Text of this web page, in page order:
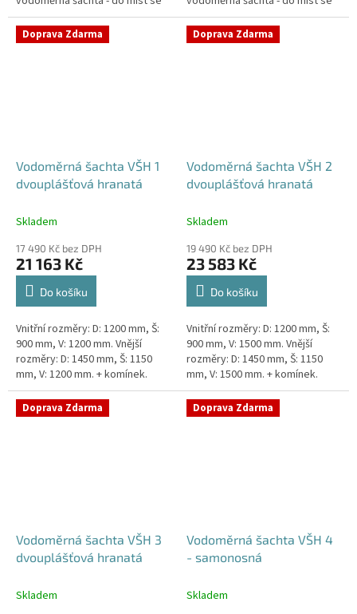
spodní vodou, pojízdná i pod
parkovací stáníStandardní...
spodní vodou, pojízdná i pod
parkovací stáníStandardní...
Doprava Zdarma
Vodoměrná šachta VŠH 1
dvouplášťová hranatá
Skladem
17 490 Kč bez DPH
21 163 Kč
Do košíku
Vnitřní rozměry: D: 1200 mm, Š:
900 mm, V: 1200 mm. Vnější
rozměry: D: 1450 mm, Š: 1150
mm, V: 1200 mm. + komínek.
Dvouplášťová vodoměrná šachta
- do míst se spodní...
Doprava Zdarma
Vodoměrná šachta VŠH 2
dvouplášťová hranatá
Skladem
19 490 Kč bez DPH
23 583 Kč
Do košíku
Vnitřní rozměry: D: 1200 mm, Š:
900 mm, V: 1500 mm. Vnější
rozměry: D: 1450 mm, Š: 1150
mm, V: 1500 mm. + komínek.
Dvouplášťová vodoměrná šachta
- do míst se spodní...
Doprava Zdarma
Vodoměrná šachta VŠH 3
dvouplášťová hranatá
Skladem
Doprava Zdarma
Vodoměrná šachta VŠH 4
- samonosná
Skladem